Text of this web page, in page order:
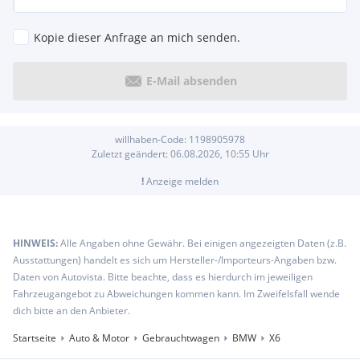
3. Bremsleuchte in LED-Technik
Armauflage vorn und hinten, in der Mittelkonsole mit
Bremsenergierückgewinnung
Bremsscheiben vorn und hinten, innenbelüftet
Doppelquerlenker-Vorderachse
Doppeltonfanfare
Dreipunkt-Sicherheitsgurte
Dynamische Bremsleuchten
Erweitertes Außenspiegelpaket
Favoritentasten
Kopie dieser Anfrage an mich senden.
E-Mail absenden
willhaben-Code: 1198905978
Zuletzt geändert: 06.08.2026, 10:55 Uhr
!Anzeige melden
HINWEIS:Alle Angaben ohne Gewähr. Bei einigen angezeigten Daten (z.B.
Ausstattungen) handelt es sich um Hersteller-/Importeurs-Angaben bzw.
Daten von Autovista. Bitte beachte, dass es hierdurch im jeweiligen
Fahrzeugangebot zu Abweichungen kommen kann. Im Zweifelsfall wende
dich bitte an den Anbieter.
Startseite
Auto & Motor Gebrauchtwagen BMW X6